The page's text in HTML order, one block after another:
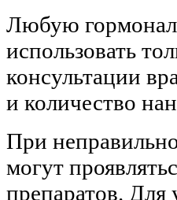
Любую
использовать
консультации
и количество
При
могут
препаратов. Для